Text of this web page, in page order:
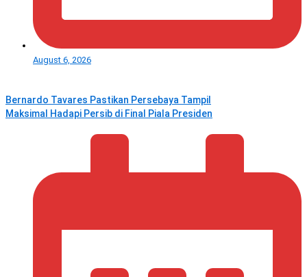
August 6, 2026
Bernardo Tavares Pastikan Persebaya Tampil
Maksimal Hadapi Persib di Final Piala Presiden